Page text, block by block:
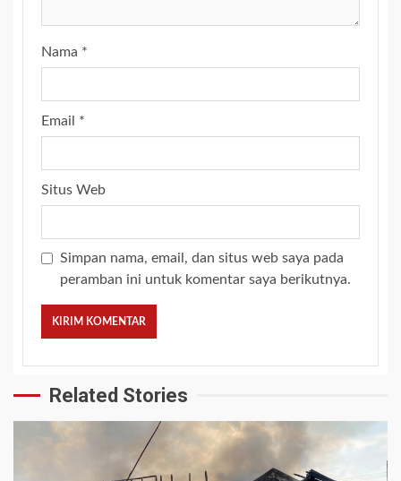
Nama *
Email *
Situs Web
Simpan nama, email, dan situs web saya pada
peramban ini untuk komentar saya berikutnya.
Related Stories